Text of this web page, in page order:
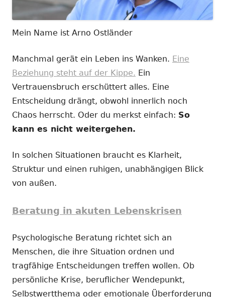
Mein Name ist Arno Ostländer
Manchmal gerät ein Leben ins Wanken. Eine
Beziehung steht auf der Kippe. Ein
Vertrauensbruch erschüttert alles. Eine
Entscheidung drängt, obwohl innerlich noch
Chaos herrscht. Oder du merkst einfach: So
kann es nicht weitergehen.
In solchen Situationen braucht es Klarheit,
Struktur und einen ruhigen, unabhängigen Blick
von außen.
Beratung in akuten Lebenskrisen
Psychologische Beratung richtet sich an
Menschen, die ihre Situation ordnen und
tragfähige Entscheidungen treffen wollen. Ob
persönliche Krise, beruflicher Wendepunkt,
Selbstwertthema oder emotionale Überforderung